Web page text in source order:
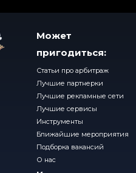
Может
пригодиться:
Статьи про арбитраж
Лучшие партнерки
Лучшие рекламные сети
Лучшие сервисы
Инструменты
Ближайшие мероприятия
Подборка вакансий
О нас